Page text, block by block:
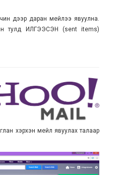
дээр даран мейлээ явуулна.
тулд ИЛГЭЭСЭН (sent items)
хэрхэн мейл явуулах талаар